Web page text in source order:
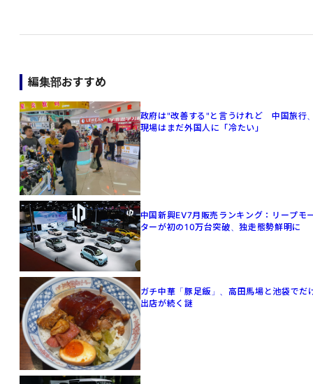
編集部おすすめ
政府は"改善する"と言うけれど 中国旅行
現場はまだ外国人に「冷たい」
中国新興EV7月販売ランキング：リープモ
ターが初の10万台突破、独走態勢鮮明に
ガチ中華「豚足飯」、高田馬場と池袋でだ
出店が続く謎